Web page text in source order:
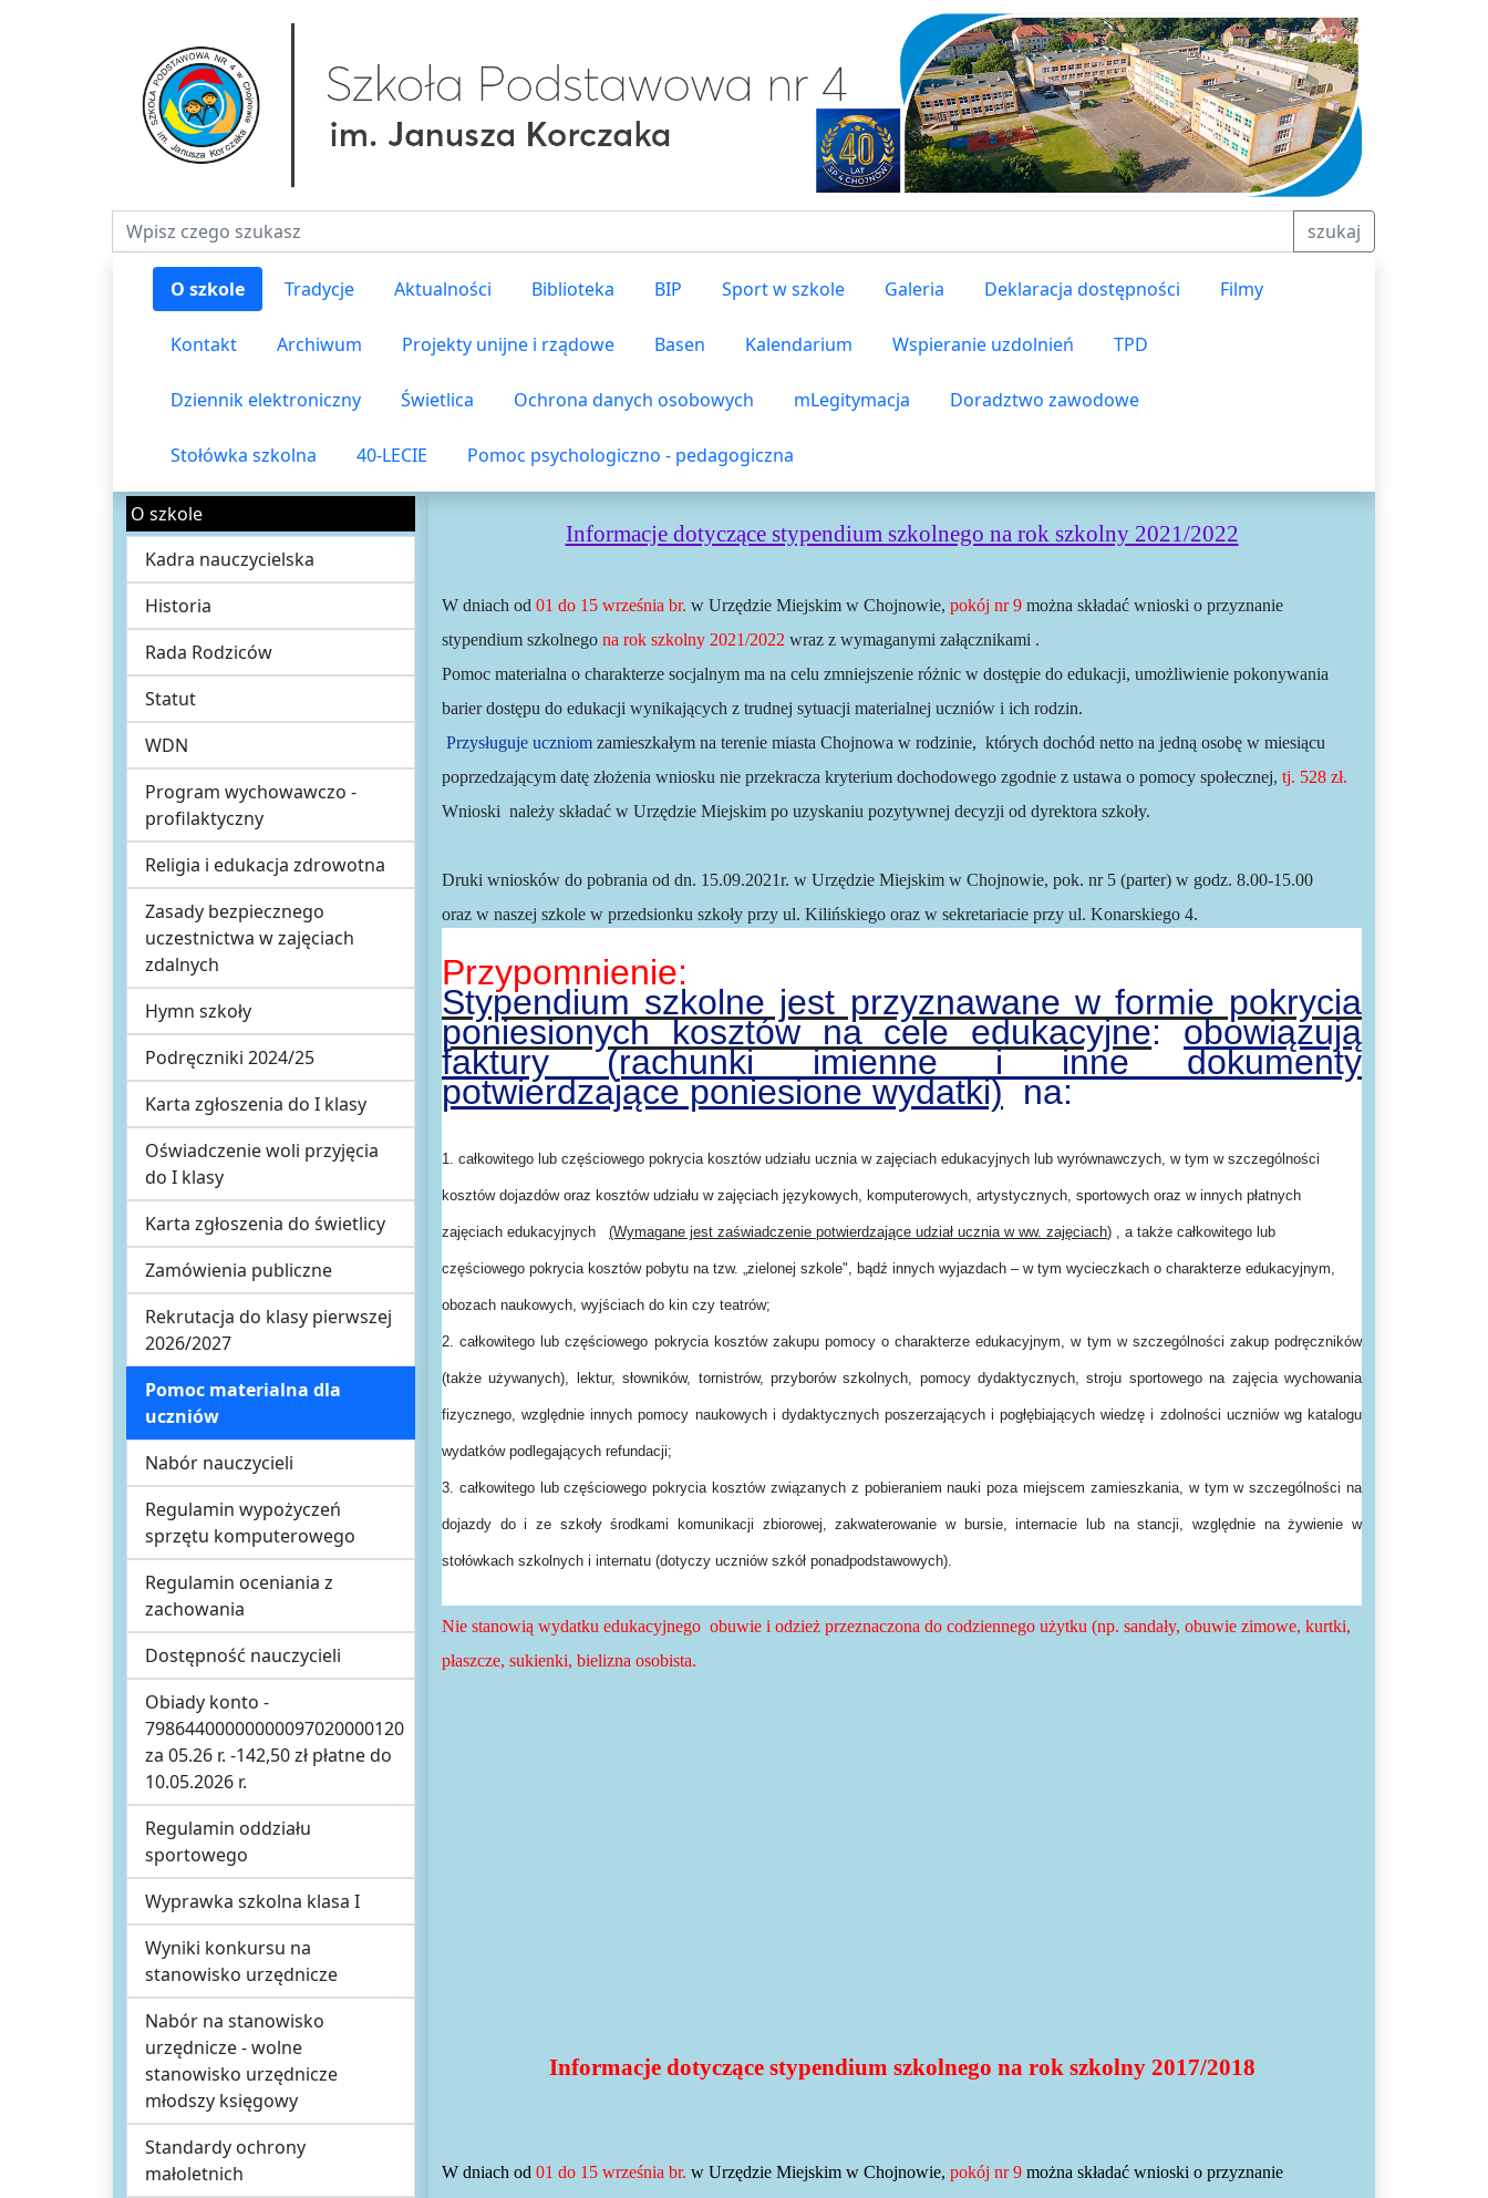
Fraza do wyszukiwania szukaj
O szkole Tradycje Aktualności Biblioteka BIP Sport w szkole Galeria Deklaracja dostępności Filmy
Kontakt Archiwum Projekty unijne i rządowe Basen Kalendarium Wspieranie uzdolnień TPD
Dziennik elektroniczny Świetlica Ochrona danych osobowych mLegitymacja Doradztwo zawodowe
Stołówka szkolna 40-LECIE Pomoc psychologiczno - pedagogiczna
O szkole
Kadra nauczycielska
Historia
Rada Rodziców
Statut
WDN
Program wychowawczo -
profilaktyczny
Religia i edukacja zdrowotna
Zasady bezpiecznego
uczestnictwa w zajęciach
zdalnych
Hymn szkoły
Podręczniki 2024/25
Karta zgłoszenia do I klasy
Oświadczenie woli przyjęcia
do I klasy
Karta zgłoszenia do świetlicy
Zamówienia publiczne
Rekrutacja do klasy pierwszej
2026/2027
Pomoc materialna dla
uczniów
Nabór nauczycieli
Regulamin wypożyczeń
sprzętu komputerowego
Regulamin oceniania z
zachowania
Dostępność nauczycieli
Obiady konto -
79864400000000097020000120
za 05.26 r. -142,50 zł płatne do
10.05.2026 r.
Regulamin oddziału
sportowego
Wyprawka szkolna klasa I
Wyniki konkursu na
stanowisko urzędnicze
Nabór na stanowisko
urzędnicze - wolne
stanowisko urzędnicze
młodszy księgowy
Standardy ochrony
małoletnich
Informacje dotyczące stypendium szkolnego na rok szkolny 2021/2022
W dniach od 01 do 15 września br. w Urzędzie Miejskim w Chojnowie, pokój nr 9 można składać wnioski o przyznanie
stypendium szkolnego na rok szkolny 2021/2022 wraz z wymaganymi załącznikami .
Pomoc materialna o charakterze socjalnym ma na celu zmniejszenie różnic w dostępie do edukacji, umożliwienie pokonywania
barier dostępu do edukacji wynikających z trudnej sytuacji materialnej uczniów i ich rodzin.
Przysługuje uczniom zamieszkałym na terenie miasta Chojnowa w rodzinie, których dochód netto na jedną osobę w miesiącu
poprzedzającym datę złożenia wniosku nie przekracza kryterium dochodowego zgodnie z ustawa o pomocy społecznej, tj. 528 zł.
Wnioski należy składać w Urzędzie Miejskim po uzyskaniu pozytywnej decyzji od dyrektora szkoły.
Druki wniosków do pobrania od dn. 15.09.2021r. w Urzędzie Miejskim w Chojnowie, pok. nr 5 (parter) w godz. 8.00-15.00
oraz w naszej szkole w przedsionku szkoły przy ul. Kilińskiego oraz w sekretariacie przy ul. Konarskiego 4.
Przypomnienie:
Stypendium szkolne jest przyznawane w formie pokrycia
poniesionych kosztów na cele edukacyjne: obowiązują
faktury (rachunki imienne i inne dokumenty
potwierdzające poniesione wydatki)na:
1. całkowitego lub częściowego pokrycia kosztów udziału ucznia w zajęciach edukacyjnych lub wyrównawczych, w tym w szczególności
kosztów dojazdów oraz kosztów udziału w zajęciach językowych, komputerowych, artystycznych, sportowych oraz w innych płatnych
zajęciach edukacyjnych (Wymagane jest zaświadczenie potwierdzające udział ucznia w ww. zajęciach) , a także całkowitego lub
częściowego pokrycia kosztów pobytu na tzw. „zielonej szkole", bądź innych wyjazdach – w tym wycieczkach o charakterze edukacyjnym,
obozach naukowych, wyjściach do kin czy teatrów;
2. całkowitego lub częściowego pokrycia kosztów zakupu pomocy o charakterze edukacyjnym, w tym w szczególności zakup podręczników
(także używanych), lektur, słowników, tornistrów, przyborów szkolnych, pomocy dydaktycznych, stroju sportowego na zajęcia wychowania
fizycznego, względnie innych pomocy naukowych i dydaktycznych poszerzających i pogłębiających wiedzę i zdolności uczniów wg katalogu
wydatków podlegających refundacji;
3. całkowitego lub częściowego pokrycia kosztów związanych z pobieraniem nauki poza miejscem zamieszkania, w tym w szczególności na
dojazdy do i ze szkoły środkami komunikacji zbiorowej, zakwaterowanie w bursie, internacie lub na stancji, względnie na żywienie w
stołówkach szkolnych i internatu (dotyczy uczniów szkół ponadpodstawowych).
Nie stanowią wydatku edukacyjnego obuwie i odzież przeznaczona do codziennego użytku (np. sandały, obuwie zimowe, kurtki,
płaszcze, sukienki, bielizna osobista.
Informacje dotyczące stypendium szkolnego na rok szkolny 2017/2018
W dniach od 01 do 15 września br. w Urzędzie Miejskim w Chojnowie, pokój nr 9 można składać wnioski o przyznanie